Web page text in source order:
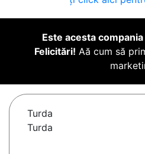
Este acesta
Felicitări! Aă cum să
Turda
Turda